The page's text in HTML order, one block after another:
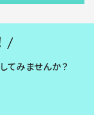
てみませんか？